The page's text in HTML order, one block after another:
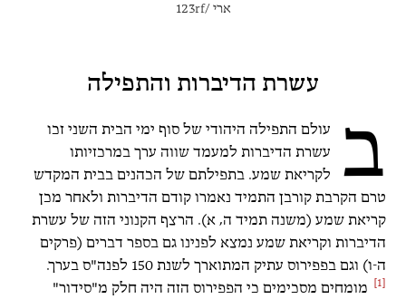
ארי /123rf
עשרת הדיברות והתפילה
ב
עולם התפילה היהודי של סוף ימי הבית השני זכו
עשרת הדיברות למעמד שווה ערך במרכזיותו
לקריאת שמע. בתפילתם של הכהנים בבית המקדש
טרם הקרבת קורבן התמיד נאמרו קודם הדיברות ולאחר מכן
קריאת שמע (משנה תמיד ה, א). הרצף הקנוני הזה של עשרת
הדיברות וקריאת שמע נמצא לפנינו גם בספר דברים (פרקים
ה-ו) וגם בפפירוס עתיק המתוארך לשנת 150 לפנה"ס בערך.
[1]
מומחים מסכימים כי הפפירוס הזה היה חלק מ"סידור"